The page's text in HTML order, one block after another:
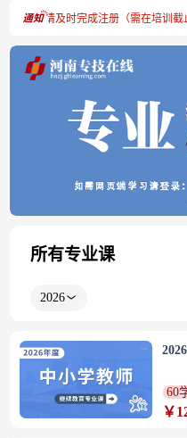
学员请及时完成注册（需在培训截
所有专业课
2026
60
￥